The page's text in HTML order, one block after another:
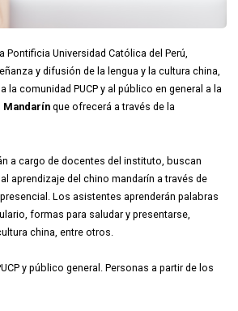
Pontificia Universidad Católica del Perú,
y difusión de la lengua y la cultura china,
la comunidad PUCP y al público en general a la
Mandarín que ofrecerá a través de la
a cargo de docentes del instituto, buscan
aprendizaje del chino mandarín a través de
Los asistentes aprenderán palabras
formas para saludar y presentarse,
china, entre otros.
y público general. Personas a partir de los